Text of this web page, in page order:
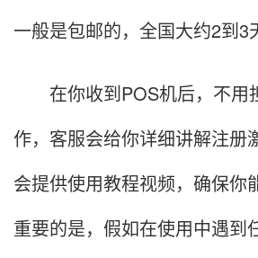
一般是包邮的，全国大约2到3
在你收到POS机后，不用
作，客服会给你详细讲解注册
会提供使用教程视频，确保你
重要的是，假如在使用中遇到